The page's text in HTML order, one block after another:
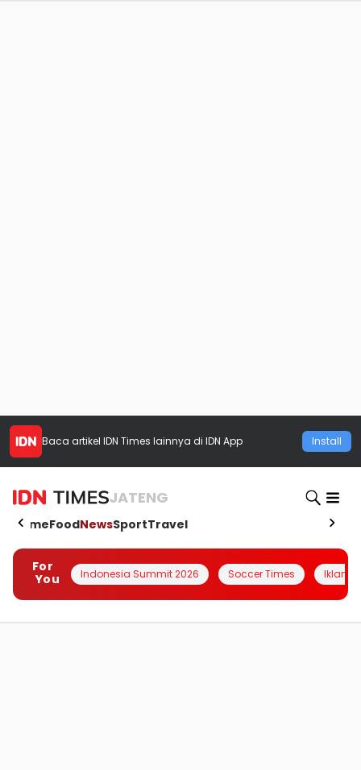
Baca artikel IDN Times lainnya di IDN App Install
JATENG
HomeFoodNewsSportTravel
For
You
Indonesia Summit 2026 Soccer Times Iklanin